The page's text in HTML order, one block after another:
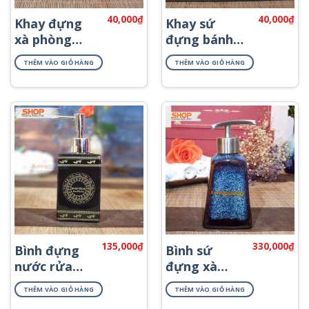
Khay đựng
xà phòng
bằng sứ
PKNT-20
40,000₫
THÊM VÀO GIỎ HÀNG
Khay sứ
đựng bánh
xà phòng
PKNT-21
40,000₫
THÊM VÀO GIỎ HÀNG
Bình đựng
nước rửa
tay in logo
PNKT-47
135,000₫
THÊM VÀO GIỎ HÀNG
Bình sứ
đựng xà
phòng
khách sạn
330,000₫
THÊM VÀO GIỎ HÀNG